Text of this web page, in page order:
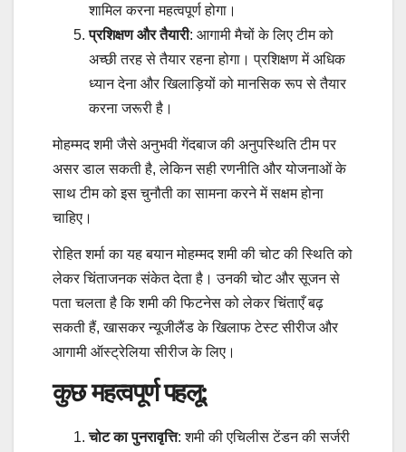
शामिल करना महत्वपूर्ण होगा।
प्रशिक्षण और तैयारी: आगामी मैचों के लिए टीम को
अच्छी तरह से तैयार रहना होगा। प्रशिक्षण में अधिक
ध्यान देना और खिलाड़ियों को मानसिक रूप से तैयार
करना जरूरी है।
मोहम्मद शमी जैसे अनुभवी गेंदबाज की अनुपस्थिति टीम पर
असर डाल सकती है, लेकिन सही रणनीति और योजनाओं के
साथ टीम को इस चुनौती का सामना करने में सक्षम होना
चाहिए।
रोहित शर्मा का यह बयान मोहम्मद शमी की चोट की स्थिति को
लेकर चिंताजनक संकेत देता है। उनकी चोट और सूजन से
पता चलता है कि शमी की फिटनेस को लेकर चिंताएँ बढ़
सकती हैं, खासकर न्यूजीलैंड के खिलाफ टेस्ट सीरीज और
आगामी ऑस्ट्रेलिया सीरीज के लिए।
कुछ महत्वपूर्ण पहलू:
चोट का पुनरावृत्ति: शमी की एचिलीस टेंडन की सर्जरी